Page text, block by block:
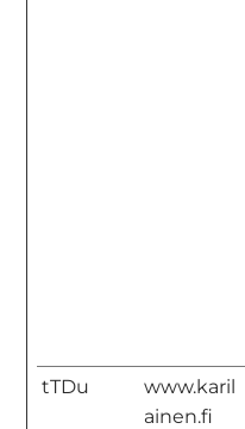
tTDu
www.karil
ainen.fi